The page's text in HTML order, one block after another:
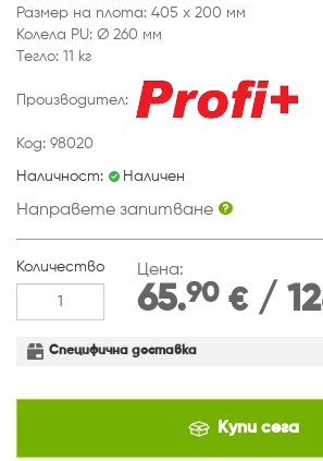
Размер на плота: 405 х 200 мм
Колела PU: Ø 260 мм
Тегло: 11 кг
Производител:
Код: 98020
Наличност: Наличен
Направете запитване
Количество Цена:
65.90 €/
Специфична доставка
Купи сега